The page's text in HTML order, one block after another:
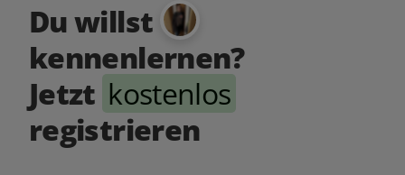
Du willst
kennenlernen?
Jetzt kostenlos
registrieren